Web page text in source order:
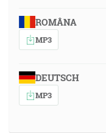
ROMÂNA
MP3
DEUTSCH
MP3